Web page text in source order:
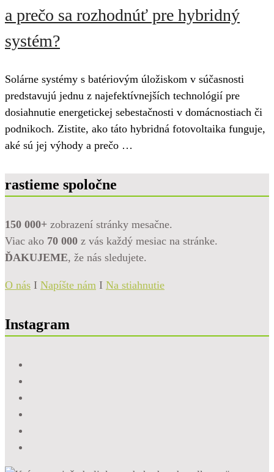
a prečo sa rozhodnúť pre hybridný
systém?
Solárne systémy s batériovým úložiskom v súčasnosti
predstavujú jednu z najefektívnejších technológií pre
dosiahnutie energetickej sebestačnosti v domácnostiach či
podnikoch. Zistite, ako táto hybridná fotovoltaika funguje,
aké sú jej výhody a prečo …
rastieme spoločne
150 000+ zobrazení stránky mesačne.
Viac ako 70 000 z vás každý mesiac na stránke.
ĎAKUJEME, že nás sledujete.
O nás I Napíšte nám I Na stiahnutie
Instagram